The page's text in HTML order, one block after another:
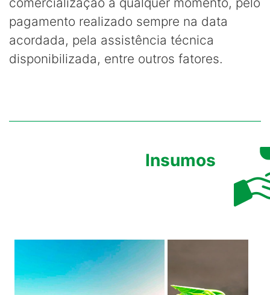
pagamento realizado sempre na data
acordada, pela assistência técnica
disponibilizada, entre outros fatores.
Insumos